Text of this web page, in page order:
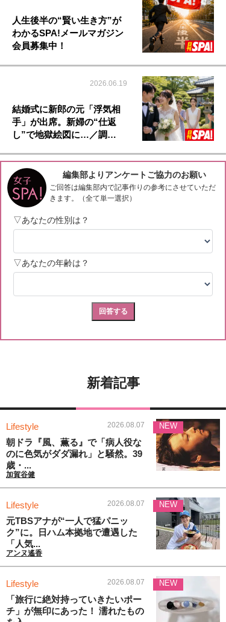
人生後半の“賢い生き方”が
わかるSPA!メールマガジン
会員募集中！
2026.06.19
結婚式に新郎の元「浮気相
手」が出席。新婦の“仕返
し”で地獄絵図に…／調…
新着記事
Lifestyle 2026.08.07
朝ドラ『風、薫る』で「病人役な
のに色気がダダ漏れ」と騒然。39
歳・...
加賀谷健
NEW
Lifestyle 2026.08.07
元TBSアナが“一人で猛パニッ
ク”に。日ハム本拠地で遭遇した
「人気...
アンヌ遙香
NEW
Lifestyle 2026.08.07
「旅行に絶対持っていきたいポー
チ」が無印にあった！ 濡れたもの
NEW